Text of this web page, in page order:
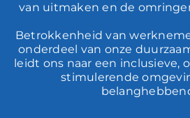
van uitmaken en de
Betrokkenheid van
onderdeel van onze
leidt ons naar een inclusieve,
stimulerende